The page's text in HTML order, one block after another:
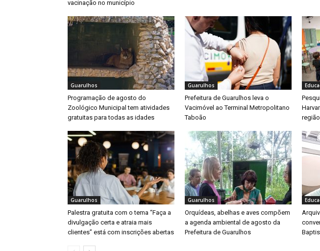
vacinação no município
Guarulhos
Programação de agosto do
Zoológico Municipal tem atividades
gratuitas para todas as idades
Guarulhos
Prefeitura de Guarulhos leva o
Vacimóvel ao Terminal Metropolitano
Taboão
Guarulhos
Palestra gratuita com o tema “Faça a
divulgação certa e atraia mais
clientes” está com inscrições abertas
Guarulhos
Orquídeas, abelhas e aves compõem
a agenda ambiental de agosto da
Prefeitura de Guarulhos